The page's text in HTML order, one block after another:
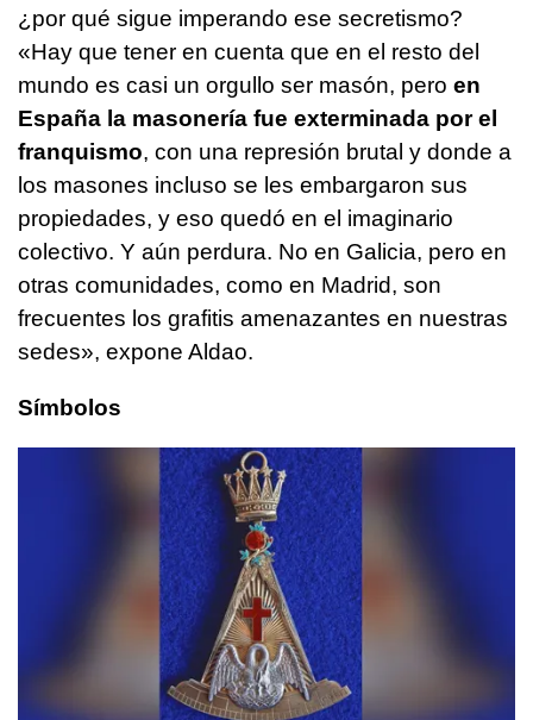
¿por qué sigue imperando ese secretismo?
«Hay que tener en cuenta que en el resto del
mundo es casi un orgullo ser masón, pero en
España la masonería fue exterminada por el
franquismo, con una represión brutal y donde a
los masones incluso se les embargaron sus
propiedades, y eso quedó en el imaginario
colectivo. Y aún perdura. No en Galicia, pero en
otras comunidades, como en Madrid, son
frecuentes los grafitis amenazantes en nuestras
sedes», expone Aldao.
Símbolos